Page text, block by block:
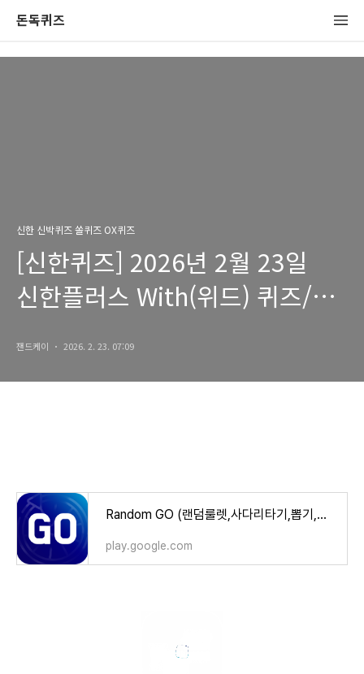
돈독퀴즈
신한 신박퀴즈 쏠퀴즈 OX퀴즈
[신한퀴즈] 2026년 2월 23일
신한플러스 With(위드) 퀴즈/
잰드케이 2026. 2. 23. 07:09
Random GO (랜덤룰렛,사다리타기,뽑기,복불복) - Google Play 앱
play.google.com